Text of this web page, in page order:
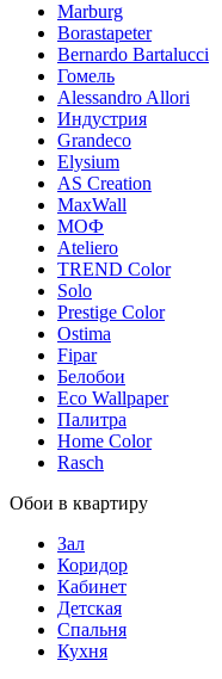
Marburg
Borastapeter
Bernardo Bartalucci
Гомель
Alessandro Allori
Индустрия
Grandeco
Elysium
AS Creation
MaxWall
МОФ
Ateliero
TREND Color
Solo
Prestige Color
Ostima
Fipar
Белобои
Eco Wallpaper
Палитра
Home Color
Rasch
Обои в квартиру
Зал
Коридор
Кабинет
Детская
Спальня
Кухня